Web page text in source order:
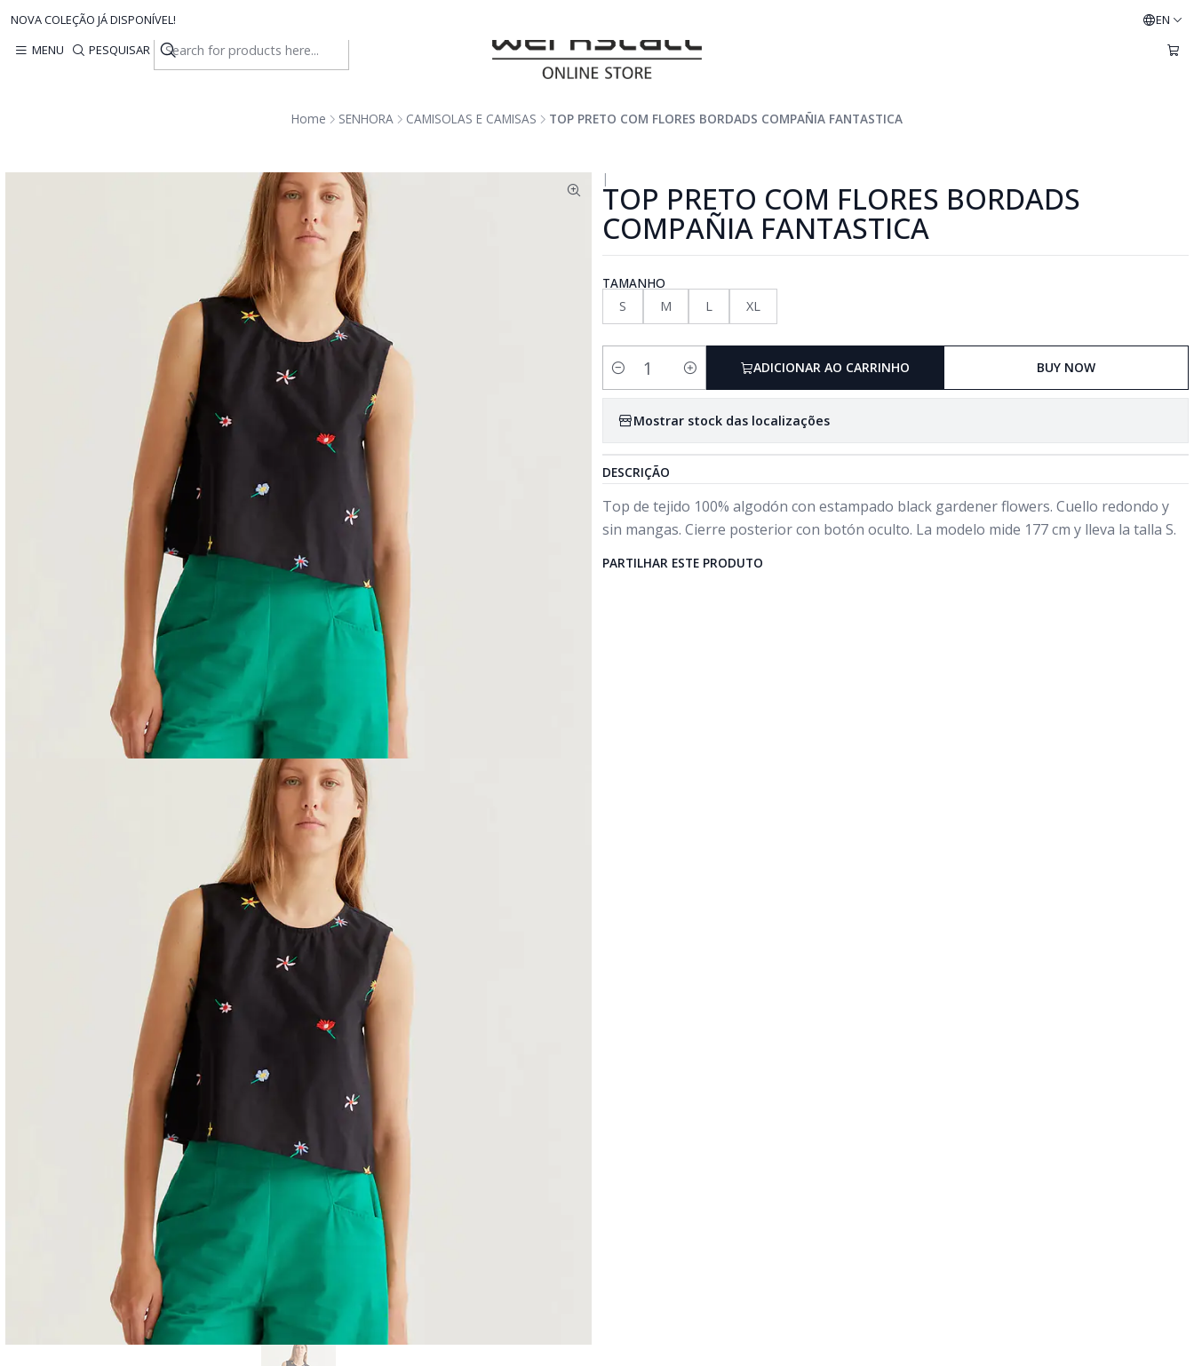
MENU PESQUISAR
NOVA COLEÇÃO JÁ DISPONÍVEL! EN
Home SENHORA CAMISOLAS E CAMISAS TOP PRETO COM FLORES BORDADS COMPAÑIA FANTASTICA
|
TOP PRETO COM FLORES BORDADS
COMPAÑIA FANTASTICA
TAMANHO
S
M L XL
Quantidade
ADICIONAR AO CARRINHO BUY NOW
Mostrar stock das localizações
DESCRIÇÃO
Top de tejido 100% algodón con estampado black gardener flowers. Cuello redondo y
sin mangas. Cierre posterior con botón oculto. La modelo mide 177 cm y lleva la talla S.
PARTILHAR ESTE PRODUTO